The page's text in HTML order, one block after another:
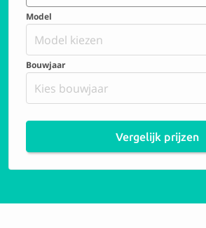
Model
Model kiezen
Bouwjaar
Kies bouwjaar
Vergelijk prijzen